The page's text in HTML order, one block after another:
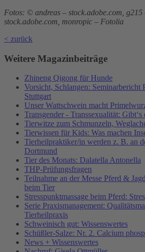
Fotos: © andreas – stock.adobe.com,
stock.adobe.com, monropic – Fotolia
< zurück
Weitere Magazinbeiträge
Zhineng Qigong für Hunde
Vorsicht, Schlangen: Seminarbericht
Stuttgart
Unser Wattschwein macht
Transgender - Transsexualität: Gibt‘s
Tierwitze zum Schmunzeln,
Tierwissen für Kids: Was machen
Tierheilpraktiker/in werden z. B. an
Dortmund
Tier des Monats: Dalatella Antonella
THP-Prüfungsfragen
Teilnahme an der Messe Pferd &
beim Tier
Stresspunktmassage beim Pferd:
Serie Praxismanagement:
Tierheilpraxis
Schweinisch gut: Wissenswertes
Schüßler-Salze: Nr. 2. Calcium
News + Wissenswertes